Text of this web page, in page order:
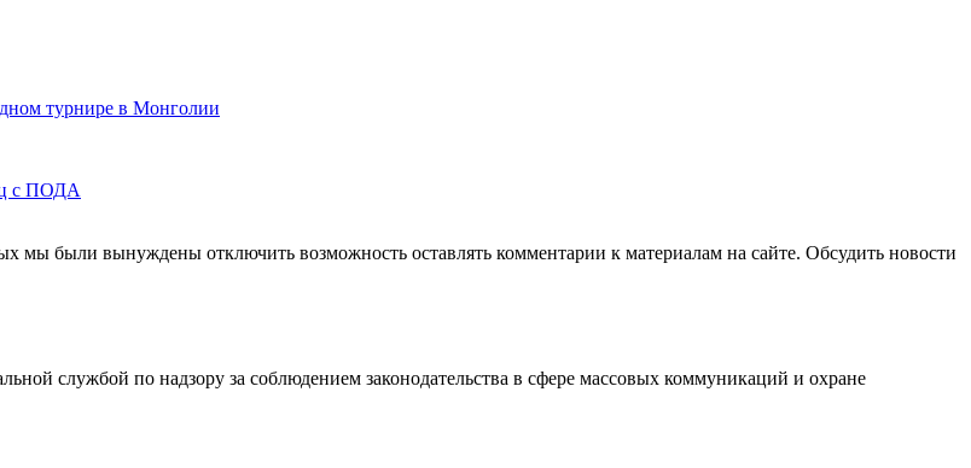
турнире в Монголии
с ПОДА
мы были вынуждены отключить возможность оставлять комментарии к материалам на сайте. Обсудить новости
службой по надзору за соблюдением законодательства в сфере массовых коммуникаций и охране